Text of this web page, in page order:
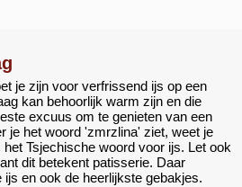
je zijn voor verfrissend ijs op een
kan behoorlijk warm zijn en die
excuus om te genieten van een
je het woord 'zmrzlina' ziet, weet je
Tsjechische woord voor ijs. Let ook
dit betekent patisserie. Daar
en ook de heerlijkste gebakjes.